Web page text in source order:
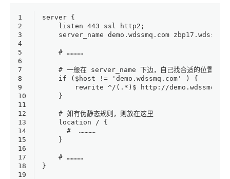
1
2
3
4
5
6
7
8
9
10
11
12
13
14
15
16
17
18
19
server {
    listen 443 ssl http2;
server_name demo.wdssmq.com
    # …………
    # 一般在 server_name 下边，自己找合适的位置
    if ($host != 'demo.wdssmq.com' ) {
rewrite ^/(.*)$ http://
    }
    # 如有伪静态规则，则放在这里
    location / {
      #  …………
    }
    # …………
}